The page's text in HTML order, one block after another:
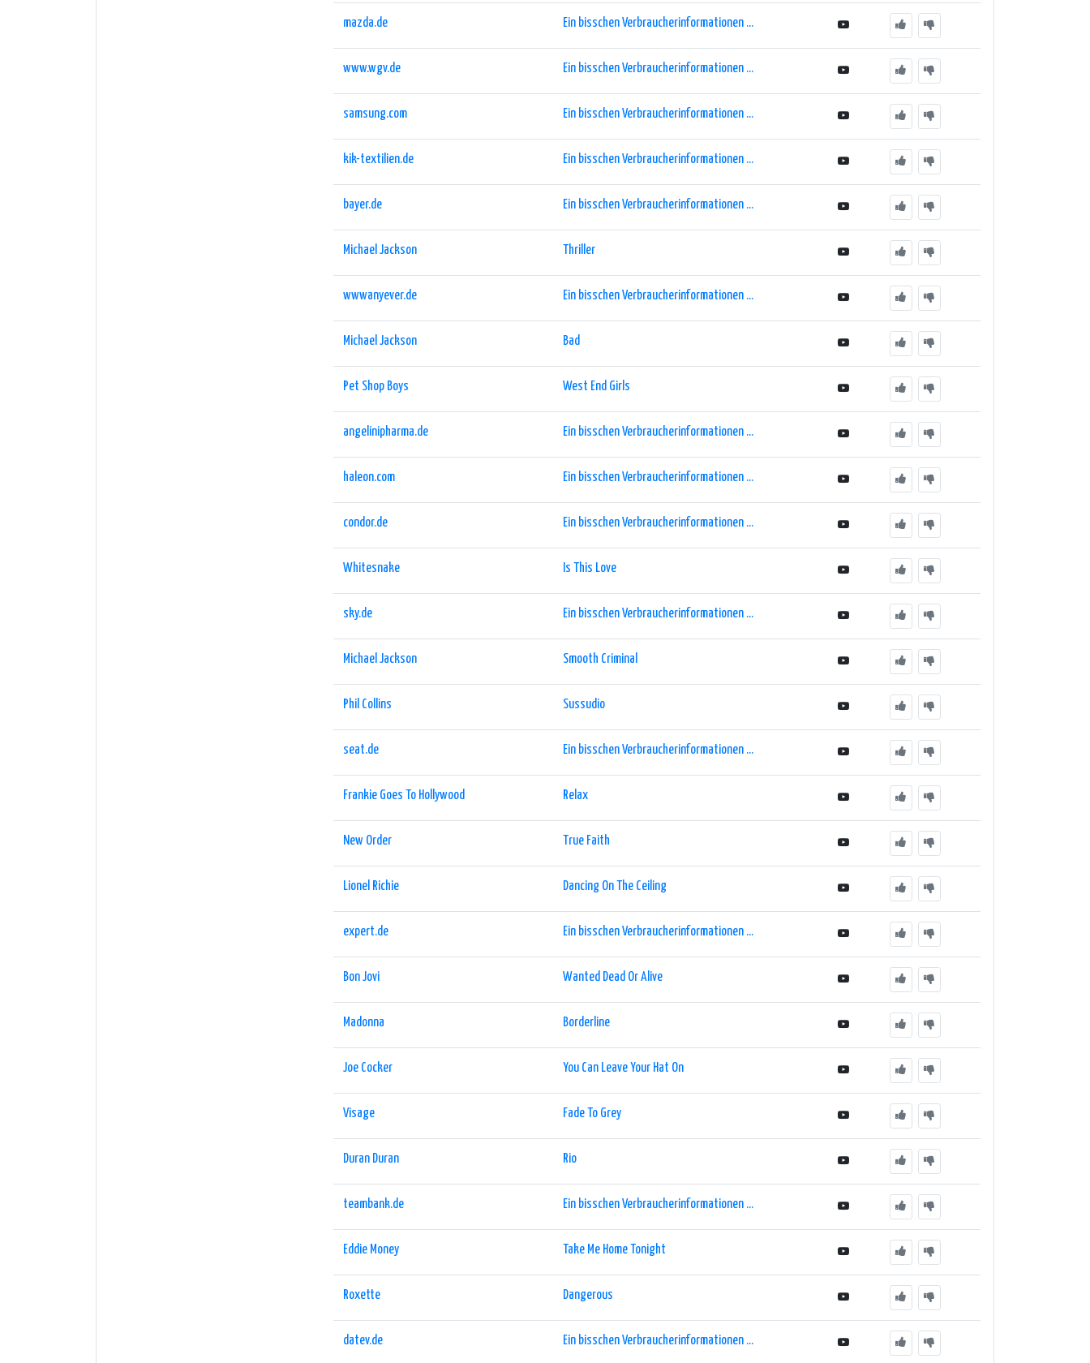
mazda.de Ein bisschen Verbraucherinformationen ...
www.wgv.de Ein bisschen Verbraucherinformationen ...
samsung.com Ein bisschen Verbraucherinformationen ...
kik-textilien.de Ein bisschen Verbraucherinformationen ...
bayer.de Ein bisschen Verbraucherinformationen ...
Michael Jackson Thriller
wwwanyever.de Ein bisschen Verbraucherinformationen ...
Michael Jackson Bad
Pet Shop Boys West End Girls
angelinipharma.de Ein bisschen Verbraucherinformationen ...
haleon.com Ein bisschen Verbraucherinformationen ...
condor.de Ein bisschen Verbraucherinformationen ...
Whitesnake Is This Love
sky.de Ein bisschen Verbraucherinformationen ...
Michael Jackson Smooth Criminal
Phil Collins Sussudio
seat.de Ein bisschen Verbraucherinformationen ...
Frankie Goes To Hollywood Relax
New Order True Faith
Lionel Richie Dancing On The Ceiling
expert.de Ein bisschen Verbraucherinformationen ...
Bon Jovi Wanted Dead Or Alive
Madonna Borderline
Joe Cocker You Can Leave Your Hat On
Visage Fade To Grey
Duran Duran Rio
teambank.de Ein bisschen Verbraucherinformationen ...
Eddie Money Take Me Home Tonight
Roxette Dangerous
datev.de Ein bisschen Verbraucherinformationen ...